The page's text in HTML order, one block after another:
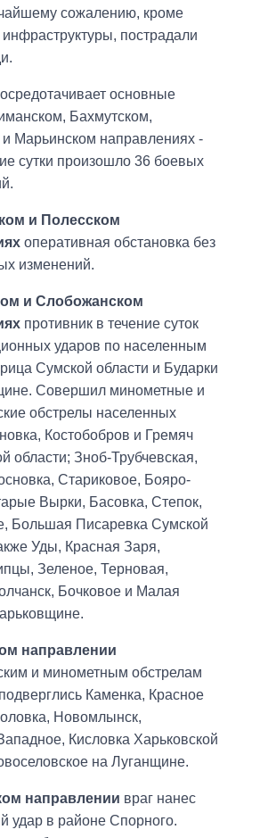
сожалению, кроме
пострадали
основные
Бахмутском,
Марьинском направлениях -
сутки произошло 36 боевых
и Полесском
оперативная обстановка без
изменений.
и Слобожанском
противник в течение суток
ударов по населенным
Сумской области и Бударки
Совершил минометные и
обстрелы населенных
Костобобров и Гремяч
области; Зноб-Трубчевская,
Стариковое, Бояро-
Вырки, Басовка, Степок,
Большая Писаревка Сумской
Уды, Красная Заря,
Зеленое, Терновая,
Бочковое и Малая
направлении
и минометным обстрелам
Каменка, Красное
Новомлынск,
Кисловка Харьковской
на Луганщине.
направлении враг нанес
удар в районе Спорного.